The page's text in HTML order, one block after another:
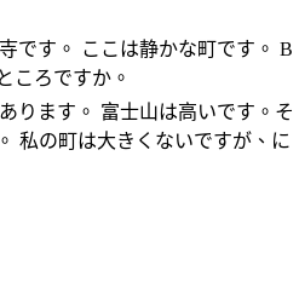
です。 ここは静かな町です。 B
ころですか。
ります。 富士山は高いです。そ
私の町は大きくないですが、に